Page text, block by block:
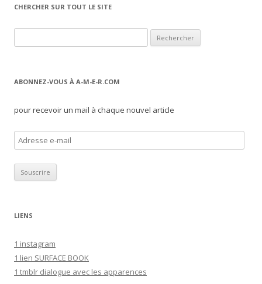
CHERCHER SUR TOUT LE SITE
ABONNEZ-VOUS À A-M-E-R.COM
pour recevoir un mail à chaque nouvel article
d
r
e
-
m
a
LIENS
1 instagram
1 lien SURFACE BOOK
1 tmblr dialogue avec les apparences